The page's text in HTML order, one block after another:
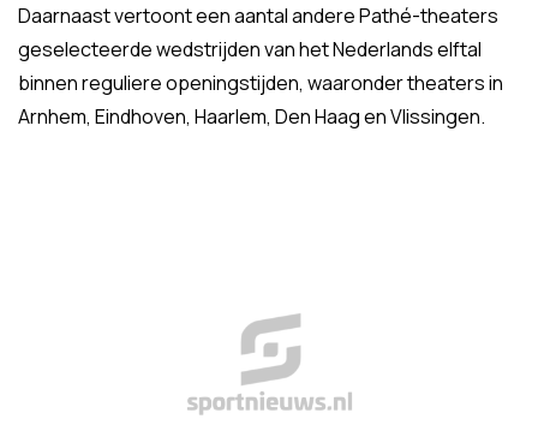
Daarnaast vertoont een aantal andere Pathé-theaters
geselecteerde wedstrijden van het Nederlands elftal
binnen reguliere openingstijden, waaronder theaters in
Arnhem, Eindhoven, Haarlem, Den Haag en Vlissingen.